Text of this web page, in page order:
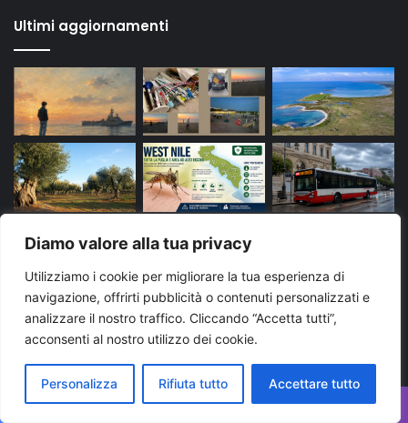
Diamo valore alla tua privacy
Utilizziamo i cookie per migliorare la tua esperienza di
navigazione, offrirti pubblicità o contenuti personalizzati e
analizzare il nostro traffico. Cliccando “Accetta tutti”,
acconsenti al nostro utilizzo dei cookie.
Personalizza Rifiuta tutto Accettare tutto
Ultimi aggiornamenti
Tags
arresto bari Brindisi carabinieri cronaca